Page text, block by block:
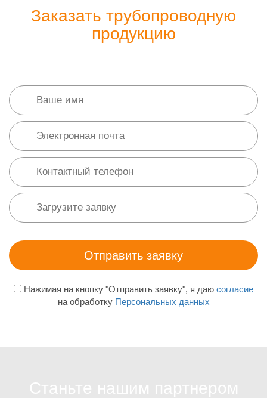
Заказать трубопроводную
продукцию
Нажимая на кнопку "Отправить заявку", я даю согласие
на обработку Персональных данных